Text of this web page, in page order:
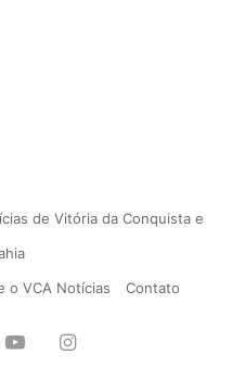
de Vitória da Conquista e
o VCA Notícias Contato
YouTubeInstagram